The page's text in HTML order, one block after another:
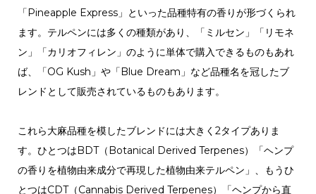
「Pineapple Express」といった品種特有の香りが形づくられ
ます。テルペンには多くの種類があり、「ミルセン」「リモネ
ン」「カリオフィレン」のように単体で購入できるものもあれ
ば、「OG Kush」や「Blue Dream」など品種名を冠したブ
レンドとして販売されているものもあります。
これら大麻品種を模したブレンドには大きく2タイプありま
す。ひとつはBDT（Botanical Derived Terpenes）「ヘンプ
の香りを植物由来成分で再現した植物由来テルペン」、もうひ
とつはCDT（Cannabis Derived Terpenes）「ヘンプから直